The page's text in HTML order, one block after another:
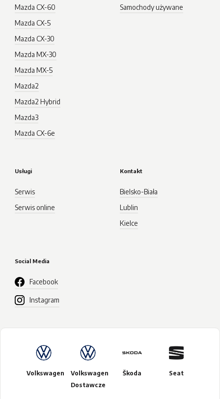
Mazda CX-60
Mazda CX-5
Mazda CX-30
Mazda MX-30
Mazda MX-5
Mazda2
Mazda2 Hybrid
Mazda3
Mazda CX-6e
Samochody używane
Usługi
Serwis
Serwis online
Kontakt
Bielsko-Biała
Lublin
Kielce
Social Media
Facebook
Instagram
Volkswagen
Volkswagen
Dostawcze
Škoda Seat